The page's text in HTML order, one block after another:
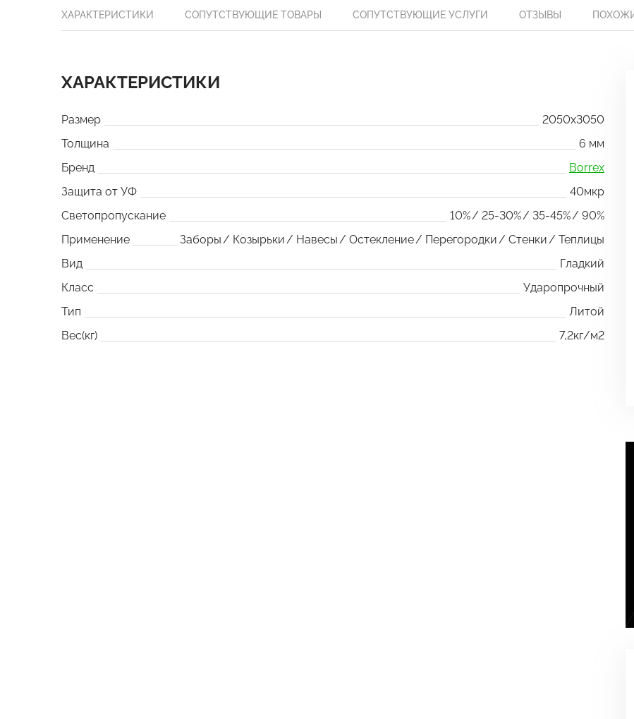
ХАРАКТЕРИСТИКИ СОПУТСТВУЮЩИЕ ТОВАРЫ СОПУТСТВУЮЩИЕ УСЛУГИ ОТЗЫВЫ
ХАРАКТЕРИСТИКИ
Размер
2050x3050
Толщина
6 мм
Бренд
Borrex
Защита от УФ
40мкр
Светопропускание
10% 25-30% 35-45%
90%
Применение
Заборы Козырьки Навесы Остекление Перегородки Стенки
Теплицы
Вид
Гладкий
Класс
Ударопрочный
Тип
Литой
Вес(кг)
7,2кг/м2